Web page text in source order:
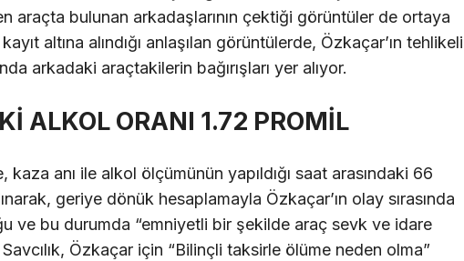
araçta bulunan arkadaşlarının çektiği görüntüler de ortaya
altına alındığı anlaşılan görüntülerde, Özkaçar’ın tehlikeli
arkadaki araçtakilerin bağırışları yer alıyor.
ALKOL ORANI 1.72 PROMİL
kaza anı ile alkol ölçümünün yapıldığı saat arasındaki 66
geriye dönük hesaplamayla Özkaçar’ın olay sırasında
ve bu durumda “emniyetli bir şekilde araç sevk ve idare
Özkaçar için “Bilinçli taksirle ölüme neden olma”